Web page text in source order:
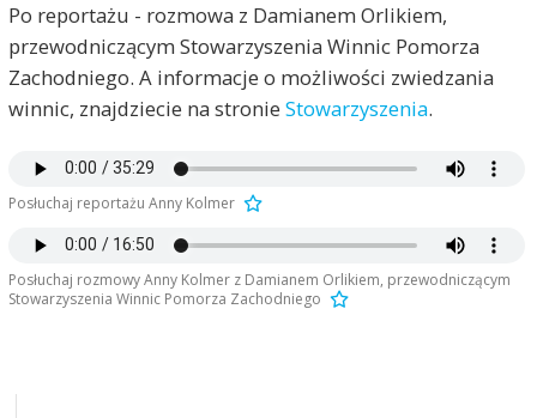
Po reportażu - rozmowa z Damianem Orlikiem,
przewodniczącym Stowarzyszenia Winnic Pomorza
Zachodniego. A informacje o możliwości zwiedzania
winnic, znajdziecie na stronie Stowarzyszenia.
Posłuchaj reportażu Anny Kolmer
Posłuchaj rozmowy Anny Kolmer z Damianem Orlikiem, przewodniczącym
Stowarzyszenia Winnic Pomorza Zachodniego